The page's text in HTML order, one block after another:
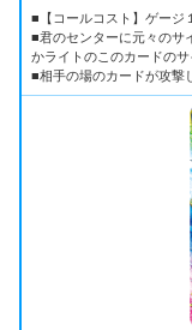
■【コールコスト】ゲージ
■君のセンターに元々のサ
かライトのこのカードのサ
■相手の場のカードが攻撃